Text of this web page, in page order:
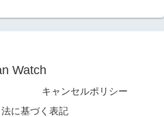
Watch
キャンセルポリシー
に基づく表記